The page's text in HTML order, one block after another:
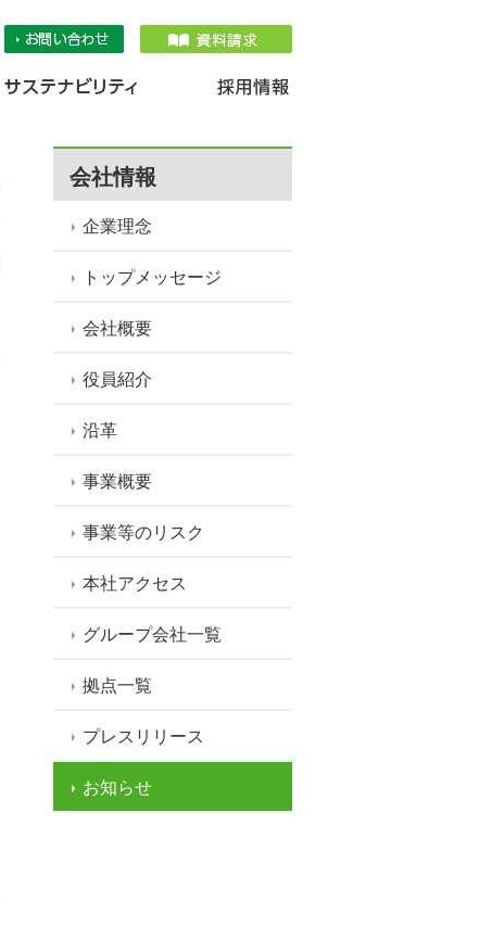
会社情報
企業理念
トップメッセージ
会社概要
役員紹介
沿革
事業概要
事業等のリスク
本社アクセス
グループ会社一覧
拠点一覧
プレスリリース
お知らせ